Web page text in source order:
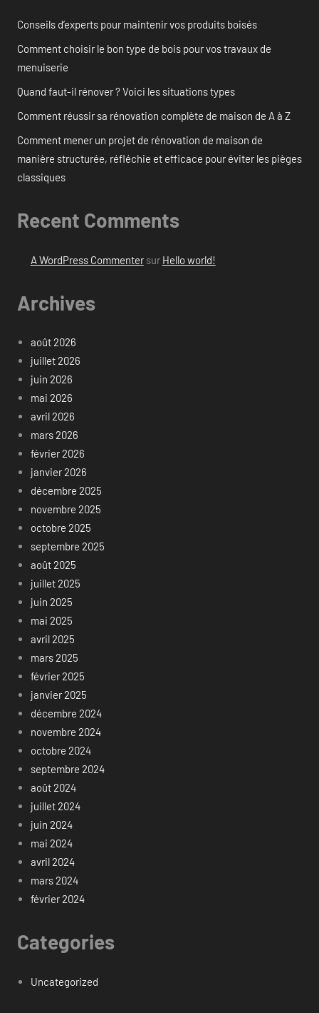
Conseils d’experts pour maintenir vos produits boisés
Comment choisir le bon type de bois pour vos travaux de
menuiserie
Quand faut-il rénover ? Voici les situations types
Comment réussir sa rénovation complète de maison de A à Z
Comment mener un projet de rénovation de maison de
manière structurée, réfléchie et efficace pour éviter les pièges
classiques
Recent Comments
A WordPress Commentersur Hello world!
Archives
août 2026
juillet 2026
juin 2026
mai 2026
avril 2026
mars 2026
février 2026
janvier 2026
décembre 2025
novembre 2025
octobre 2025
septembre 2025
août 2025
juillet 2025
juin 2025
mai 2025
avril 2025
mars 2025
février 2025
janvier 2025
décembre 2024
novembre 2024
octobre 2024
septembre 2024
août 2024
juillet 2024
juin 2024
mai 2024
avril 2024
mars 2024
février 2024
Categories
Uncategorized